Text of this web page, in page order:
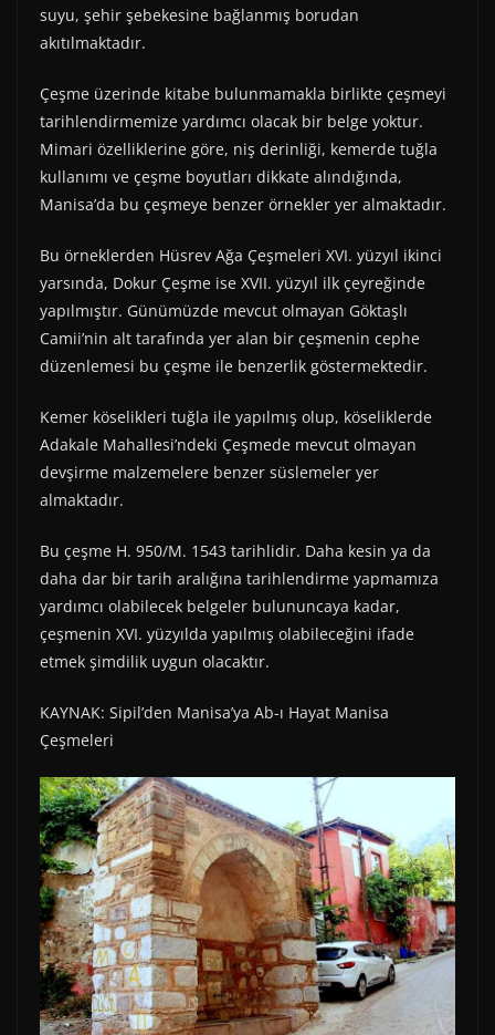
suyu, şehir şebekesine bağlanmış borudan
akıtılmaktadır.
Çeşme üzerinde kitabe bulunmamakla birlikte çeşmeyi
tarihlendirmemize yardımcı olacak bir belge yoktur.
Mimari özelliklerine göre, niş derinliği, kemerde tuğla
kullanımı ve çeşme boyutları dikkate alındığında,
Manisa’da bu çeşmeye benzer örnekler yer almaktadır.
Bu örneklerden Hüsrev Ağa Çeşmeleri XVI. yüzyıl ikinci
yarsında, Dokur Çeşme ise XVII. yüzyıl ilk çeyreğinde
yapılmıştır. Günümüzde mevcut olmayan Göktaşlı
Camii’nin alt tarafında yer alan bir çeşmenin cephe
düzenlemesi bu çeşme ile benzerlik göstermektedir.
Kemer köselikleri tuğla ile yapılmış olup, köseliklerde
Adakale Mahallesi’ndeki Çeşmede mevcut olmayan
devşirme malzemelere benzer süslemeler yer
almaktadır.
Bu çeşme H. 950/M. 1543 tarihlidir. Daha kesin ya da
daha dar bir tarih aralığına tarihlendirme yapmamıza
yardımcı olabilecek belgeler bulununcaya kadar,
çeşmenin XVI. yüzyılda yapılmış olabileceğini ifade
etmek şimdilik uygun olacaktır.
KAYNAK: Sipil’den Manisa’ya Ab-ı Hayat Manisa
Çeşmeleri